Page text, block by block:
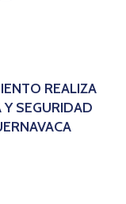
REALIZA
SEGURIDAD